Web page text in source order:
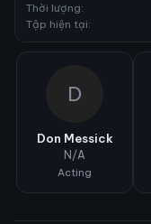
Thời lượng:
Tập hiện tại:
D
Don Messick
N/A
Acting